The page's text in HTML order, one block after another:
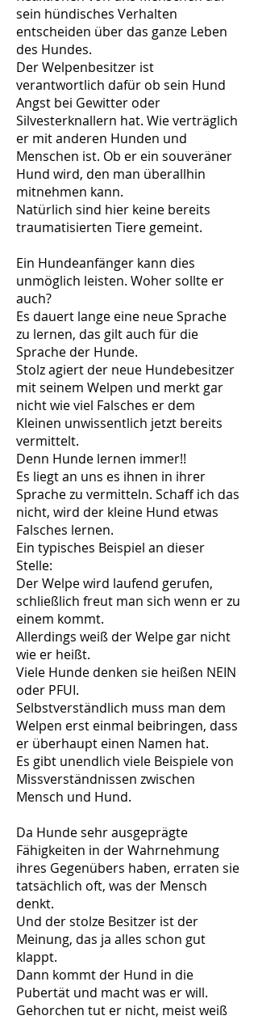
sein hündisches Verhalten
entscheiden über das ganze Leben
des Hundes.
Der Welpenbesitzer ist
verantwortlich dafür ob sein Hund
Angst bei Gewitter oder
Silvesterknallern hat. Wie verträglich
er mit anderen Hunden und
Menschen ist. Ob er ein souveräner
Hund wird, den man überallhin
mitnehmen kann.
Natürlich sind hier keine bereits
traumatisierten Tiere gemeint.
Ein Hundeanfänger kann dies
unmöglich leisten. Woher sollte er
auch?
Es dauert lange eine neue Sprache
zu lernen, das gilt auch für die
Sprache der Hunde.
Stolz agiert der neue Hundebesitzer
mit seinem Welpen und merkt gar
nicht wie viel Falsches er dem
Kleinen unwissentlich jetzt bereits
vermittelt.
Denn Hunde lernen immer!!
Es liegt an uns es ihnen in ihrer
Sprache zu vermitteln. Schaff ich das
nicht, wird der kleine Hund etwas
Falsches lernen.
Ein typisches Beispiel an dieser
Stelle:
Der Welpe wird laufend gerufen,
schließlich freut man sich wenn er zu
einem kommt.
Allerdings weiß der Welpe gar nicht
wie er heißt.
Viele Hunde denken sie heißen NEIN
oder PFUI.
Selbstverständlich muss man dem
Welpen erst einmal beibringen, dass
er überhaupt einen Namen hat.
Es gibt unendlich viele Beispiele von
Missverständnissen zwischen
Mensch und Hund.
Da Hunde sehr ausgeprägte
Fähigkeiten in der Wahrnehmung
ihres Gegenübers haben, erraten sie
tatsächlich oft, was der Mensch
denkt.
Und der stolze Besitzer ist der
Meinung, das ja alles schon gut
klappt.
Dann kommt der Hund in die
Pubertät und macht was er will.
Gehorchen tut er nicht, meist weiß